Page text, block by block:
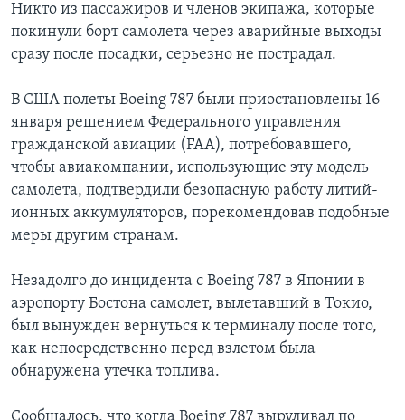
Никто из пассажиров и членов экипажа, которые
покинули борт самолета через аварийные выходы
сразу после посадки, серьезно не пострадал.
В США полеты Boeing 787 были приостановлены 16
января решением Федерального управления
гражданской авиации (FAA), потребовавшего,
чтобы авиакомпании, использующие эту модель
самолета, подтвердили безопасную работу литий-
ионных аккумуляторов, порекомендовав подобные
меры другим странам.
Незадолго до инцидента с Boeing 787 в Японии в
аэропорту Бостона самолет, вылетавший в Токио,
был вынужден вернуться к терминалу после того,
как непосредственно перед взлетом была
обнаружена утечка топлива.